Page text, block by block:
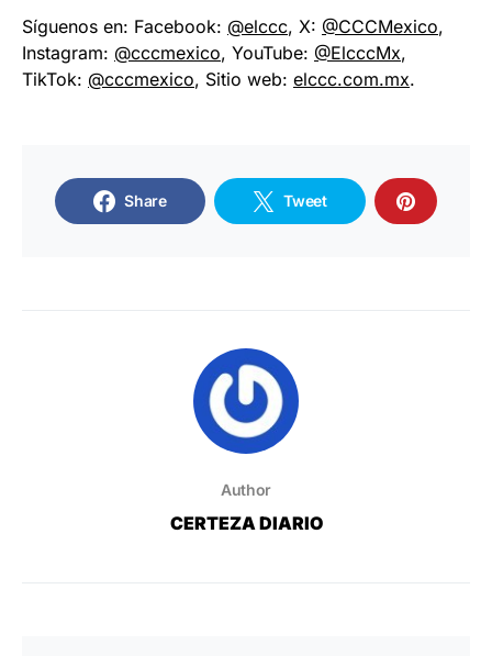
Síguenos en: Facebook: @elccc, X: @CCCMexico,
Instagram: @cccmexico, YouTube: @ElcccMx,
TikTok: @cccmexico, Sitio web: elccc.com.mx.
Share Tweet
Author
CERTEZA DIARIO